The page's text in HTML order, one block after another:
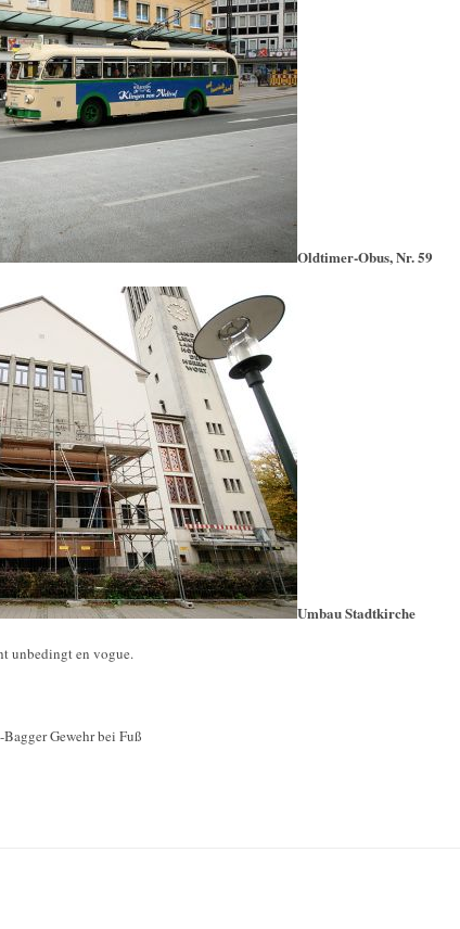
Oldtimer-Obus, Nr. 59
Umbau Stadtkirche
unbedingt en vogue.
Gewehr bei Fuß